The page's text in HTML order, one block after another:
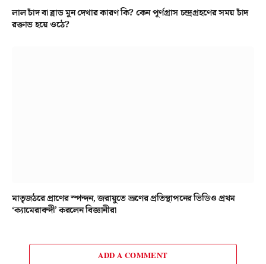
লাল চাঁদ বা ব্লাড মুন দেখার কারণ কি? কেন পূর্ণগ্রাস চন্দ্রগ্রহণের সময় চাঁদ
রক্তাভ হয়ে ওঠে?
মাতৃজঠরে প্রাণের স্পন্দন, জরায়ুতে ভ্রূণের প্রতিস্থাপনের ভিডিও প্রথম
‘ক্যামেরাবন্দী’ করলেন বিজ্ঞানীরা
ADD A COMMENT